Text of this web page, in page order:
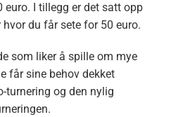
I tillegg er det satt opp
du får sete for 50 euro.
som liker å spille om mye
får sine behov dekket
turnering og den nylig